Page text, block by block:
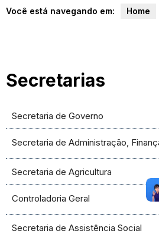
Você está navegando em: Home
Secretarias
Secretaria de Governo
Secretaria de Administração,
Secretaria de Agricultura
Controladoria Geral
Secretaria de Assistência Social